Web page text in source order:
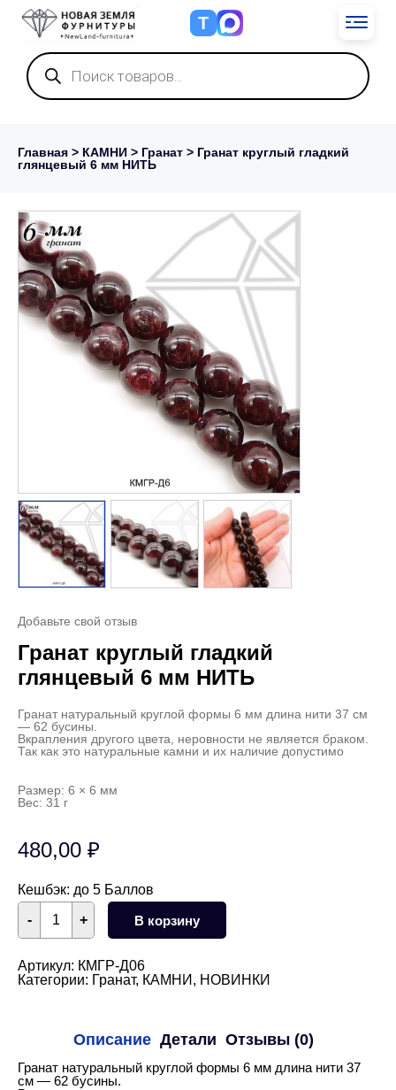
Т
Поиск
товаров
Главная > КАМНИ > Гранат > Гранат круглый гладкий
глянцевый 6 мм НИТЬ
Добавьте свой отзыв
Гранат круглый гладкий
глянцевый 6 мм НИТЬ
Гранат натуральный круглой формы 6 мм длина нити 37 см
— 62 бусины.
Вкрапления другого цвета, неровности не является браком.
Так как это натуральные камни и их наличие допустимо
Размер: 6 × 6 мм
Вес: 31 г
480,00 ₽
Кешбэк: до 5 Баллов
+
Количество
товара
Гранат
гладкий
глянцевый
- В корзину
Артикул: КМГР-Д06
Категории: Гранат, КАМНИ , НОВИНКИ
Описание Детали Отзывы (0)
Гранат натуральный круглой формы 6 мм длина нити 37
см — 62 бусины.